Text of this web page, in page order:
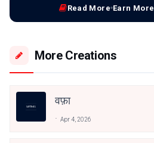
Read More Earn More
More Creations
वफ़ा
Apr 4, 2026